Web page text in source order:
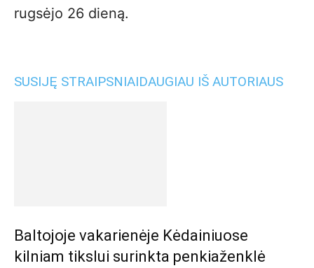
rugsėjo 26 dieną.
SUSIJĘ STRAIPSNIAIDAUGIAU IŠ AUTORIAUS
Baltojoje vakarienėje Kėdainiuose
kilniam tikslui surinkta penkiaženklė